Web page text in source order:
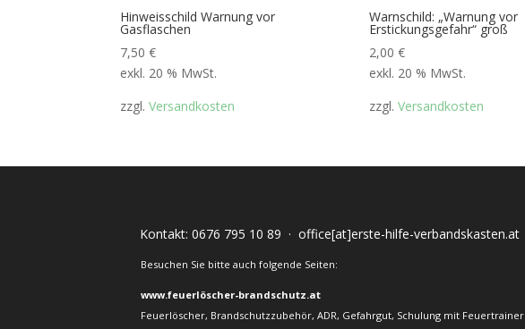
Hinweisschild Warnung vor
Gasflaschen
7,50€
exkl. 20 % MwSt.
zzgl.Versandkosten
Warnschild: „Warnung vor
Erstickungsgefahr“ groß
2,00€
exkl. 20 % MwSt.
zzgl.Versandkosten
Kontakt:0676 795 10 89 ·office[at]erste-hilfe-verbandskasten.at
Besuchen Sie bitte auch folgende Seiten:
www.feuerlöscher-brandschutz.at
Feuerlöscher, Brandschutzzubehör, ADR, Gefahrgut, Schulung mit Feuertrainer